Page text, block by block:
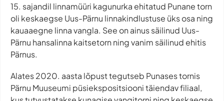
15. sajandil linnamüüri kagunurka ehitatud Punane torn
oli keskaegse Uus-Pärnu linnakindlustuse üks osa ning
kauaaegne linna vangla. See on ainus säilinud Uus-
Pärnu hansalinna kaitsetorn ning vanim säilinud ehitis
Pärnus.
Alates 2020. aasta lõpust tegutseb Punases tornis
Pärnu Muuseumi püsiekspositsiooni täiendav filiaal,